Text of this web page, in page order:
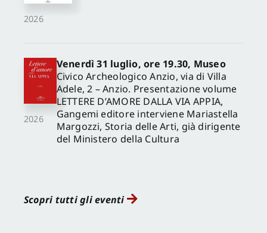
2026
2026
Venerdì 31 luglio, ore 19.30, Museo
Civico Archeologico Anzio, via di Villa
Adele, 2 – Anzio. Presentazione volume
LETTERE D’AMORE DALLA VIA APPIA,
Gangemi editore interviene Mariastella
Margozzi, Storia delle Arti, già dirigente
del Ministero della Cultura
Scopri tutti gli eventi